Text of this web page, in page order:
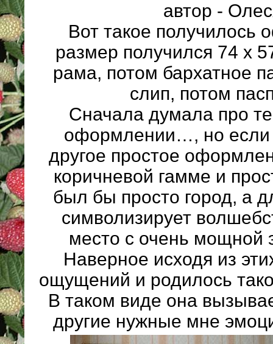
автор -
Вот такое получилось
размер получился 74 х
рама, потом бархатное
слип, потом
Сначала думала про
оформлении…, но если
другое простое
коричневой гамме и
был бы просто город, а
символизирует
место с очень мощной
Наверное исходя из
ощущений и родилось
В таком виде она
другие нужные мне